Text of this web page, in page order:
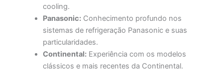
cooling.
Panasonic: Conhecimento profundo nos
sistemas de refrigeração Panasonic e suas
particularidades.
Continental: Experiência com os modelos
clássicos e mais recentes da Continental.